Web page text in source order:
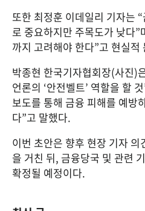
또한 최정훈 이데일리 기자는
로 중요하지만 주목도가 낮다
까지 고려해야 한다”고 현실적
박종현 한국기자협회장(사진)
언론의 ‘안전벨트’ 역할을 할
보도를 통해 금융 피해를 예방
다”고 말했다.
이번 초안은 향후 현장 기자
을 거친 뒤, 금융당국 및 관련
확정될 예정이다.